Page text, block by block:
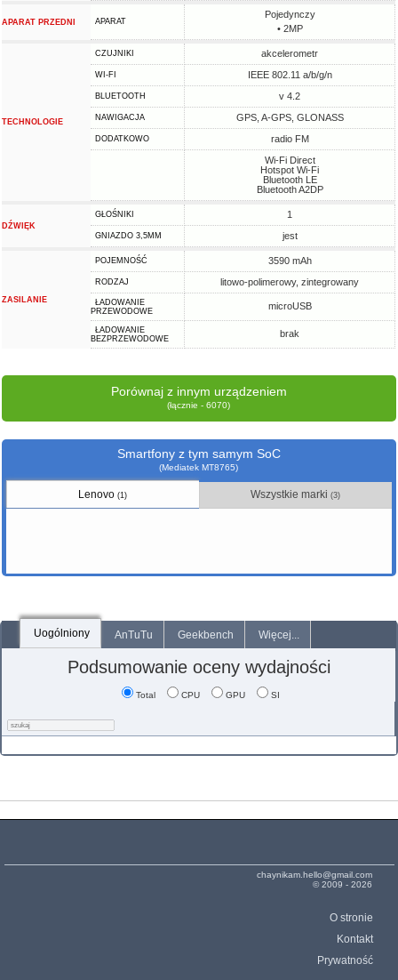
APARAT PRZEDNI APARAT
Pojedynczy
• 2MP
TECHNOLOGIE
CZUJNIKI akcelerometr
WI-FI IEEE 802.11 a/b/g/n
BLUETOOTH v 4.2
NAWIGACJA GPS, A-GPS, GLONASS
DODATKOWO
radio FM
Wi-Fi Direct
Hotspot Wi-Fi
Bluetooth LE
Bluetooth A2DP
DŹWIĘK
GŁOŚNIKI 1
GNIAZDO 3,5MM jest
ZASILANIE
POJEMNOŚĆ 3590 mAh
RODZAJ litowo-polimerowy, zintegrowany
ŁADOWANIE
PRZEWODOWE
microUSB
ŁADOWANIE
BEZPRZEWODOWE
brak
Porównaj z innym urządzeniem
(łącznie - 6070)
Smartfony z tym samym SoC
(Mediatek MT8765)
Lenovo(1) Wszystkie marki(3)
Uogólniony AnTuTu Geekbench Więcej...
Podsumowanie oceny wydajności
Total CPU GPU SI
chaynikam.hello@gmail.com
© 2009 - 2026
O stronie
Kontakt
Prywatność